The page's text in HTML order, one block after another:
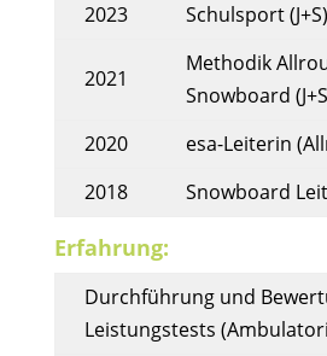
2023 Schulsport (J+S)
2021
Methodik
Snowboard
2020
esa-Leiterin
2018
Snowboard
Erfahrung:
Durchführung und
Leistungstests